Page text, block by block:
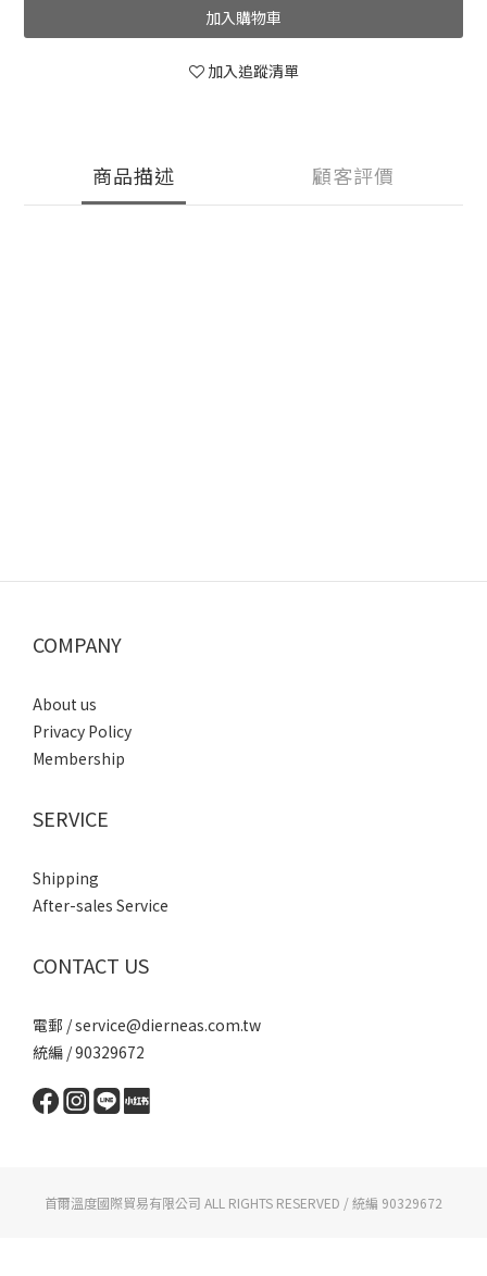
加入購物車
加入追蹤清單
商品描述 顧客評價
COMPANY
About us
Privacy Policy
Membership
SERVICE
Shipping
After-sales Service
CONTACT US
電郵 / service@dierneas.com.tw
統編 / 90329672
首爾溫度國際貿易有限公司 ALL RIGHTS RESERVED / 統編 90329672